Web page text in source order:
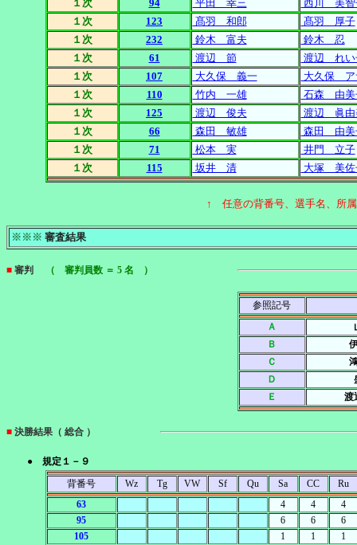
１次
94 平田 幸三
西川 美智
１次
123 髙羽 和郎
髙羽 厚子
１次
232 鈴木 富夫
鈴木 忍
１次
61 渡辺 節
渡辺 れい
１次
107 大久保 義一
大久保 ア
１次
110 竹内 一雄
石森 由美
１次
125 渡辺 俊夫
渡辺 眞由
１次
66 森田 敏雄
森田 由美
１次
71 松本 実
井門 立子
１次
115 坂井 清 大塚 美佐
↑ 任意の背番号、選手名、所
※※※ 審査結果
■ 審判 （ 審判員数 ＝ 5 名 ）
参照記号
Ａ
Ｂ
Ｃ
Ｄ
Ｅ
渡
■ 決勝結果（ 総合 ）
● 規定１－９
背番号
Wz Tg VW Sf Qu Sa CC
Ru
63
4 4
4
95
6 6
6
105
1 1
1